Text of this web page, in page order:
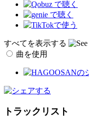
すべてを表示する
曲を使用
トラックリスト